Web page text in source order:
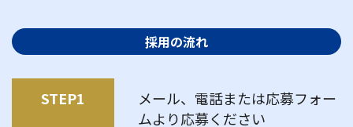
採用の流れ
STEP1
メール、電話または応募フォー
ムより応募ください